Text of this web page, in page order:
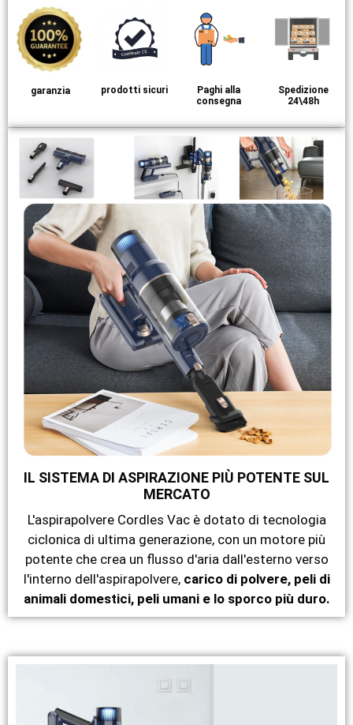
garanzia prodotti sicuri
Paghi alla
consegna
Spedizione
24\48h
IL SISTEMA DI ASPIRAZIONE PIÙ POTENTE SUL
MERCATO
L'aspirapolvere Cordles Vac è dotato di tecnologia
ciclonica di ultima generazione, con un motore più
potente che crea un flusso d'aria dall'esterno verso
l'interno dell'aspirapolvere, carico di polvere, peli di
animali domestici, peli umani e lo sporco più duro.